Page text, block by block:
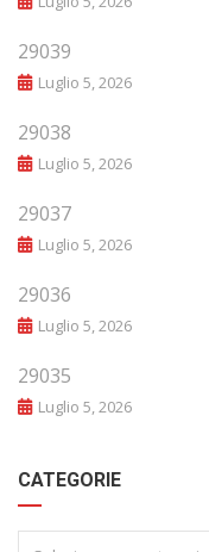
29039
Luglio 5, 2026
29038
Luglio 5, 2026
29037
Luglio 5, 2026
29036
Luglio 5, 2026
29035
Luglio 5, 2026
CATEGORIE